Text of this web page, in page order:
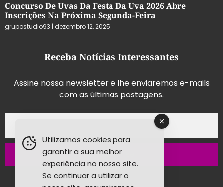
Concurso De Uvas Da Festa Da Uva 2026 Abre
Inscrições Na Próxima Segunda-Feira
grupostudio93 dezembro 12, 2025
Receba Notícias Interessantes
Assine nossa newsletter e lhe enviaremos e-mails
com as últimas postagens.
Inscrever-se
Utilizamos cookies para
garantir a sua melhor
experiência no nosso site.
Se continuar a utilizar o